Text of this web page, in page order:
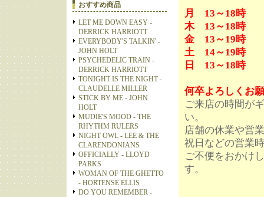
おすすめ商品
LET ME DOWN EASY -
DERRICK HARRIOTT
EVERYBODY'S TALKIN' -
JOHN HOLT
PSYCHEDELIC TRAIN -
DERRICK HARRIOTT
TONIGHT IS THE NIGHT -
CLAUDELLE MILLER
STICK BY ME - JOHN
HOLT
MUDIE'S MOOD - THE
RHYTHM RULERS
NIGHT OWL - LEE & THE
CLARENDONIANS
OFFICIALLY - LLOYD
PARKS
WOMAN OF THE GHETTO
- HORTENSE ELLIS
DO YOU REMEMBER -
月 13～18時
木 13～18時
金 13～19時
土 14～19時
日 13～18時
何卒よろしくお
ご来店の時間が
い。
店舗の休業や営
祝日などの営業
ご不便をおかけ
す。